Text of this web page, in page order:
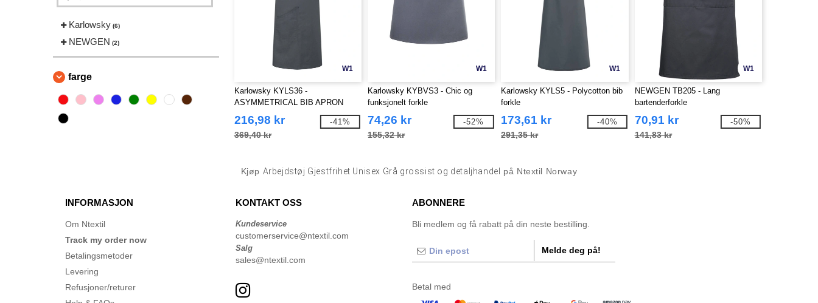
Karlowsky (6)
NEWGEN (2)
farge
W1
Karlowsky KYLS36 -
ASYMMETRICAL BIB APRON
CLASSIC MED LOMME
216,98 kr
369,40 kr
-41%
W1
Karlowsky KYBVS3 - Chic og
funksjonelt forkle
74,26 kr
155,32 kr
-52%
W1
Karlowsky KYLS5 - Polycotton bib
forkle
173,61 kr
291,35 kr
-40%
W1
NEWGEN TB205 - Lang
bartenderforkle
70,91 kr
141,83 kr
-50%
Kjøp Arbejdstøj Gjestfrihet Unisex Grå grossist og detaljhandel på Ntextil Norway
INFORMASJON
Om Ntextil
Track my order now
Betalingsmetoder
Levering
Refusjoner/returer
KONTAKT OSS
Kundeservice
customerservice@ntextil.com
Salg
sales@ntextil.com
ABONNERE
Bli medlem og få rabatt på din neste bestilling.
Melde deg på!
Betal med